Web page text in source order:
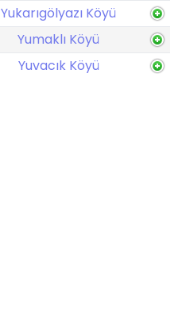
Yukarıgölyazı Köyü
Yumaklı Köyü
Yuvacık Köyü